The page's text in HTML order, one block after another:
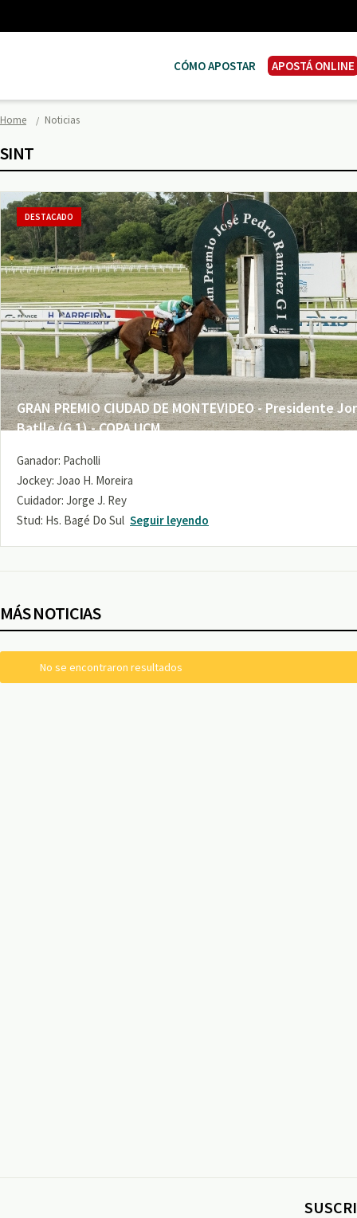
CÓMO APOSTAR APOSTÁ ONLINE
Home Noticias
SINT
GRAN PREMIO CIUDAD DE MONTEVIDEO - Presidente
Batlle (G 1) - COPA UCM
DESTACADO
Ganador: Pacholli
Jockey: Joao H. Moreira
Cuidador: Jorge J. Rey
Stud: Hs. Bagé Do Sul Seguir leyendo
MÁS NOTICIAS
No se encontraron resultados